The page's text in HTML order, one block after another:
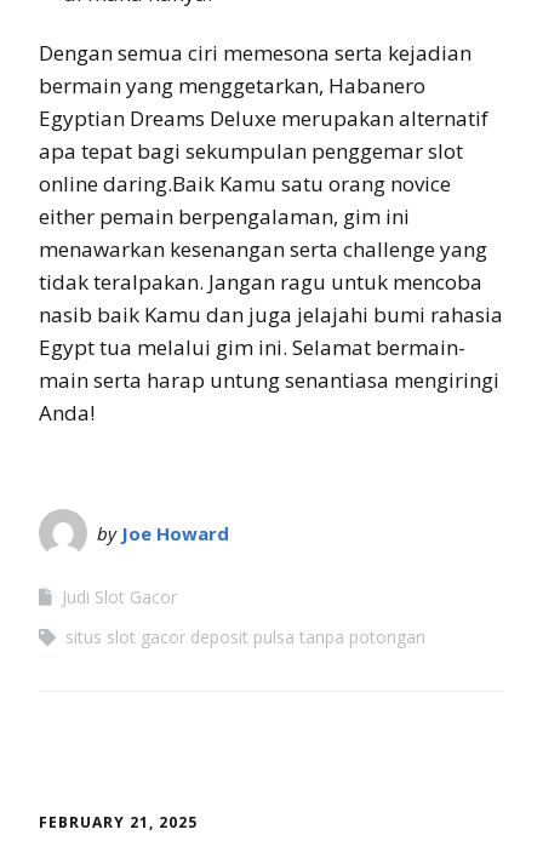
Dengan semua ciri memesona serta kejadian
bermain yang menggetarkan, Habanero
Egyptian Dreams Deluxe merupakan alternatif
apa tepat bagi sekumpulan penggemar slot
online daring.Baik Kamu satu orang novice
either pemain berpengalaman, gim ini
menawarkan kesenangan serta challenge yang
tidak teralpakan. Jangan ragu untuk mencoba
nasib baik Kamu dan juga jelajahi bumi rahasia
Egypt tua melalui gim ini. Selamat bermain-
main serta harap untung senantiasa mengiringi
Anda!
by Joe Howard
Judi Slot Gacor
situs slot gacor deposit pulsa tanpa potongan
FEBRUARY 21, 2025